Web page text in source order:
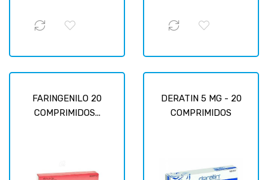
FARINGENILO 20
COMPRIMIDOS...
DERATIN 5 MG - 20
COMPRIMIDOS